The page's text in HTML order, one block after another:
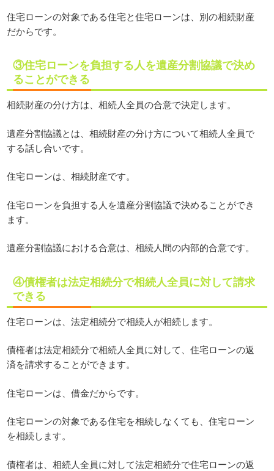
住宅ローンの対象である住宅と住宅ローンは、別の相続財産
だからです。
③住宅ローンを負担する人を遺産分割協議で決め
ることができる
相続財産の分け方は、相続人全員の合意で決定します。
遺産分割協議とは、相続財産の分け方について相続人全員で
する話し合いです。
住宅ローンは、相続財産です。
住宅ローンを負担する人を遺産分割協議で決めることができ
ます。
遺産分割協議における合意は、相続人間の内部的合意です。
④債権者は法定相続分で相続人全員に対して請求
できる
住宅ローンは、法定相続分で相続人が相続します。
債権者は法定相続分で相続人全員に対して、住宅ローンの返
済を請求することができます。
住宅ローンは、借金だからです。
住宅ローンの対象である住宅を相続しなくても、住宅ローン
を相続します。
債権者は、相続人全員に対して法定相続分で住宅ローンの返